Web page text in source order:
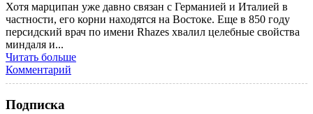
Хотя марципан уже давно связан с Германией и Италией в
частности, его корни находятся на Востоке. Еще в 850 году
персидский врач по имени Rhazes хвалил целебные свойства
миндаля и...
Читать больше
Комментарий
Подписка